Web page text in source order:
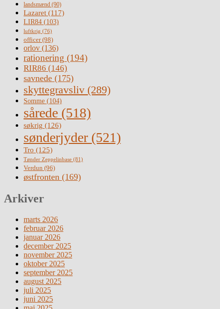
landsmænd (90)
Lazaret (117)
LIR84 (103)
luftkrig (76)
officer(98)
orlov (136)
rationering (194)
RIR86 (146)
savnede (175)
skyttegravsliv (289)
Somme (104)
sårede (518)
søkrig (126)
sønderjyder (521)
Tro (125)
Tønder Zeppelinbase (81)
Verdun (96)
østfronten (169)
Arkiver
marts 2026
februar 2026
januar 2026
december 2025
november 2025
oktober 2025
september 2025
august 2025
juli 2025
juni 2025